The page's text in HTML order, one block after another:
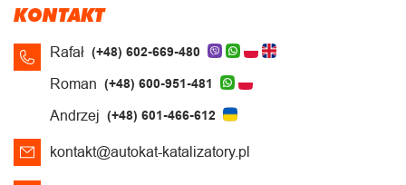
KONTAKT
Rafał (+48) 602-669-480
Roman (+48) 600-951-481
Andrzej (+48) 601-466-612
kontakt@autokat-katalizatory.pl